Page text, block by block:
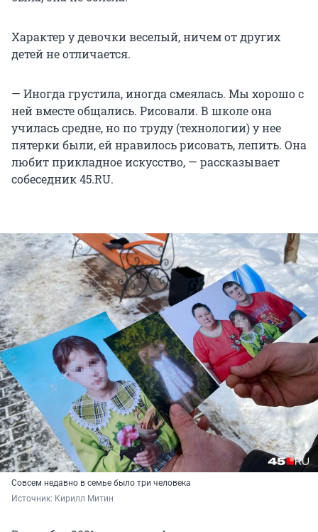
Характер у девочки веселый, ничем от других
детей не отличается.
— Иногда грустила, иногда смеялась. Мы хорошо с
ней вместе общались. Рисовали. В школе она
училась средне, но по труду (технологии) у нее
пятерки были, ей нравилось рисовать, лепить. Она
любит прикладное искусство, — рассказывает
собеседник 45.RU.
Совсем недавно в семье было три человека
Источник: Кирилл Митин